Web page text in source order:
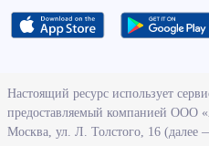
О ведомстве
Деятельность министерства труда
Настоящий ресурс использует
предоставляемый компанией ООО
Москва, ул. Л. Толстого, 16 (далее